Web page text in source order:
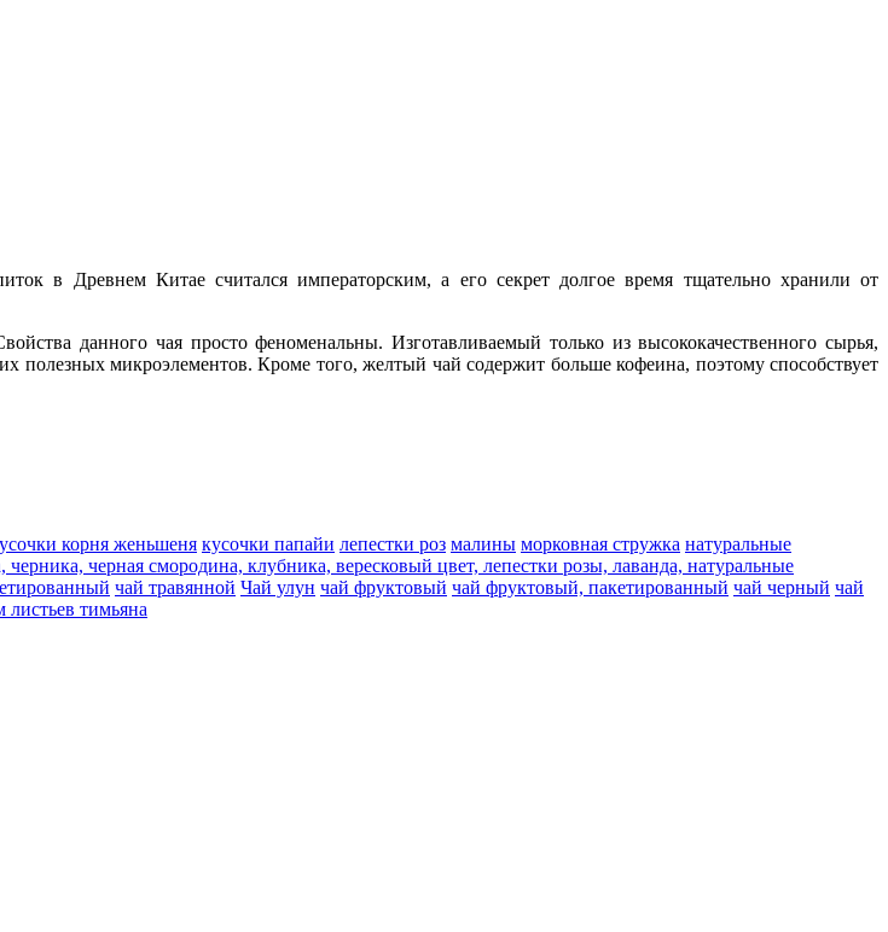
в Древнем Китае считался императорским, а его секрет долгое время тщательно хранили от
данного чая просто феноменальны. Изготавливаемый только из высококачественного сырья,
полезных микроэлементов. Кроме того, желтый чай содержит больше кофеина, поэтому способствует
корня женьшеня кусочки папайи лепестки роз малины морковная стружка натуральные
черная смородина, клубника, вересковый цвет, лепестки розы, лаванда, натуральные
чай травянной Чай улун чай фруктовый чай фруктовый, пакетированный чай черный чай
тимьяна